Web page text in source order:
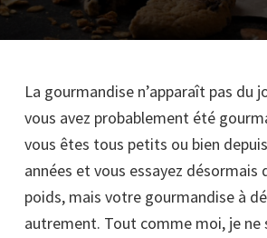
La gourmandise n’apparaît pas du
vous avez probablement été
vous êtes tous petits ou bien
années et vous essayez désormais
poids, mais votre gourmandise à
autrement. Tout comme moi, je ne